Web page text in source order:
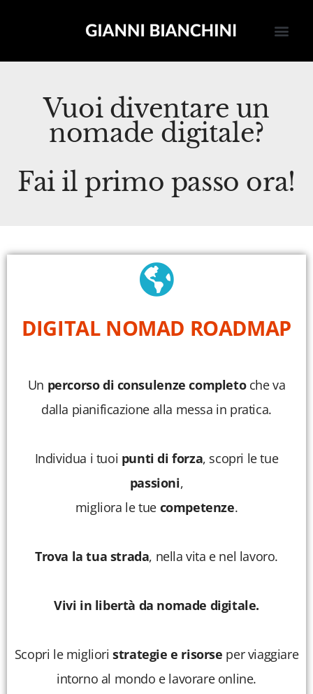
Vuoi diventare un
nomade digitale?
Fai il primo passo ora!
DIGITAL NOMAD ROADMAP
Un percorso di consulenze completoche va
dalla pianificazione alla messa in pratica.
Individua i tuoi punti di forza, scopri le tue
passioni,
migliora le tue competenze.
Trova la tua strada, nella vita e nel lavoro.
Vivi in libertà da nomade digitale.
Scopri le miglioristrategie e risorse per viaggiare
intorno al mondo e lavorare online.